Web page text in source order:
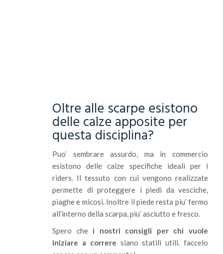
Oltre alle scarpe esistono
delle calze apposite per
questa disciplina?
Puo’ sembrare assurdo, ma in commercio
esistono delle calze specifiche ideali per i
riders. Il tessuto con cui vengono realizzate
permette di proteggere i piedi da vesciche,
piaghe e micosi. Inoltre il piede resta piu’ fermo
all’interno della scarpa, piu’ asciutto e fresco.
Spero che i nostri consigli per chi vuole
iniziare a correre siano statili utili. faccelo